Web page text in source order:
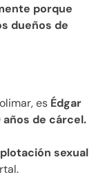
porque
dueños de
es Édgar
de cárcel.
sexual